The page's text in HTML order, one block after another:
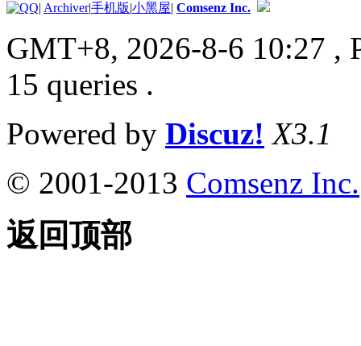
| Archiver|手机版|小黑屋| Comsenz Inc.
GMT+8, 2026-8-6 10:27 ,
15 queries .
Powered by Discuz! X3.1
© 2001-2013 Comsenz Inc.
返回顶部